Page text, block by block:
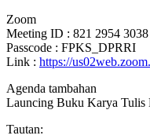
Zoom
Meeting ID : 821 2954 3038
Passcode : FPKS_DPRRI
Link : https://
Agenda tambahan
Launcing Buku Karya Tulis
Tautan: